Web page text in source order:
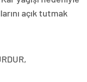
açık tutmak